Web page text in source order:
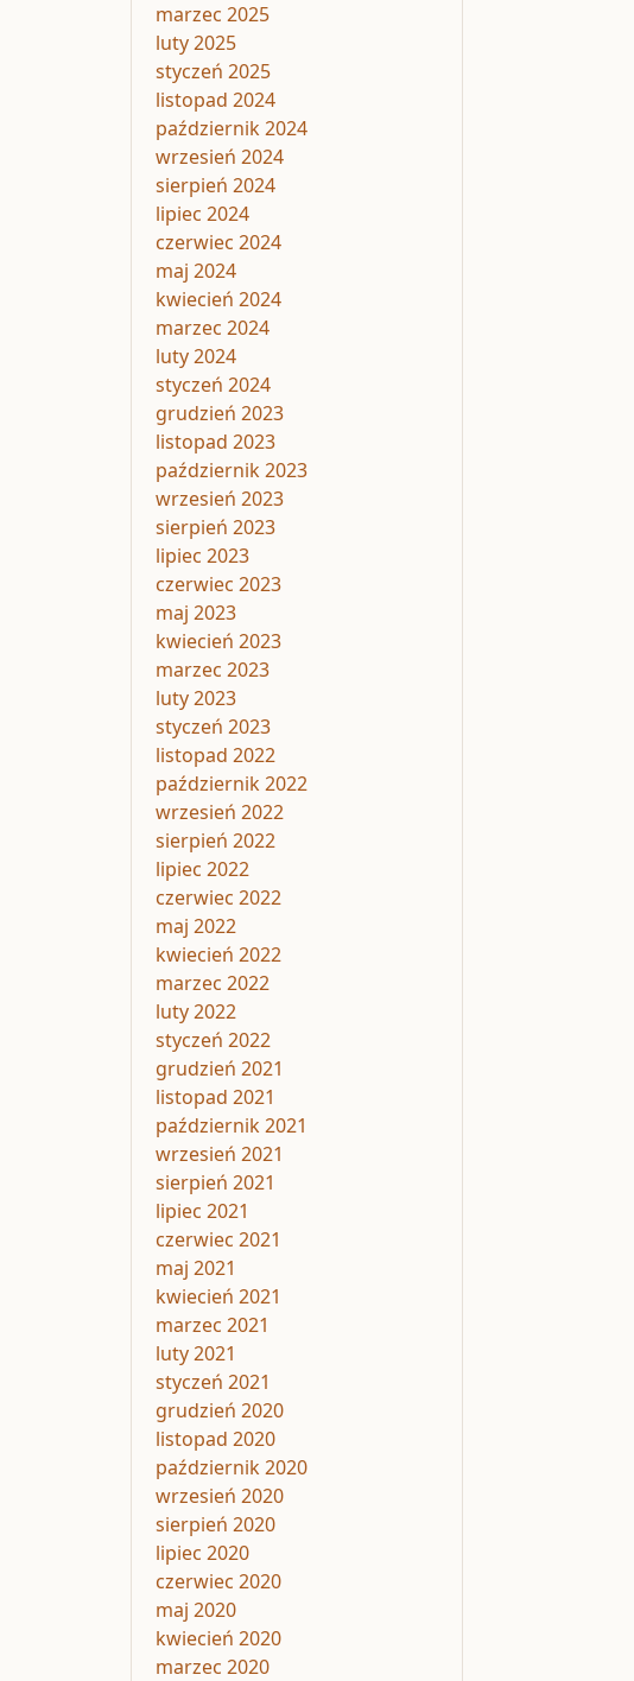
marzec 2025
luty 2025
styczeń 2025
listopad 2024
październik 2024
wrzesień 2024
sierpień 2024
lipiec 2024
czerwiec 2024
maj 2024
kwiecień 2024
marzec 2024
luty 2024
styczeń 2024
grudzień 2023
listopad 2023
październik 2023
wrzesień 2023
sierpień 2023
lipiec 2023
czerwiec 2023
maj 2023
kwiecień 2023
marzec 2023
luty 2023
styczeń 2023
listopad 2022
październik 2022
wrzesień 2022
sierpień 2022
lipiec 2022
czerwiec 2022
maj 2022
kwiecień 2022
marzec 2022
luty 2022
styczeń 2022
grudzień 2021
listopad 2021
październik 2021
wrzesień 2021
sierpień 2021
lipiec 2021
czerwiec 2021
maj 2021
kwiecień 2021
marzec 2021
luty 2021
styczeń 2021
grudzień 2020
listopad 2020
październik 2020
wrzesień 2020
sierpień 2020
lipiec 2020
czerwiec 2020
maj 2020
kwiecień 2020
marzec 2020